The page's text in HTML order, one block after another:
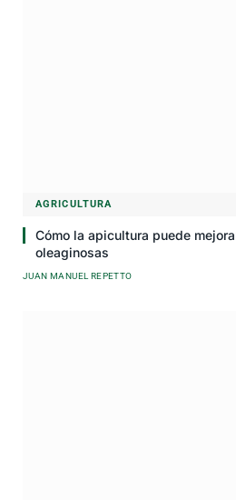
AGRICULTURA
Cómo la apicultura puede
oleaginosas
JUAN MANUEL REPETTO